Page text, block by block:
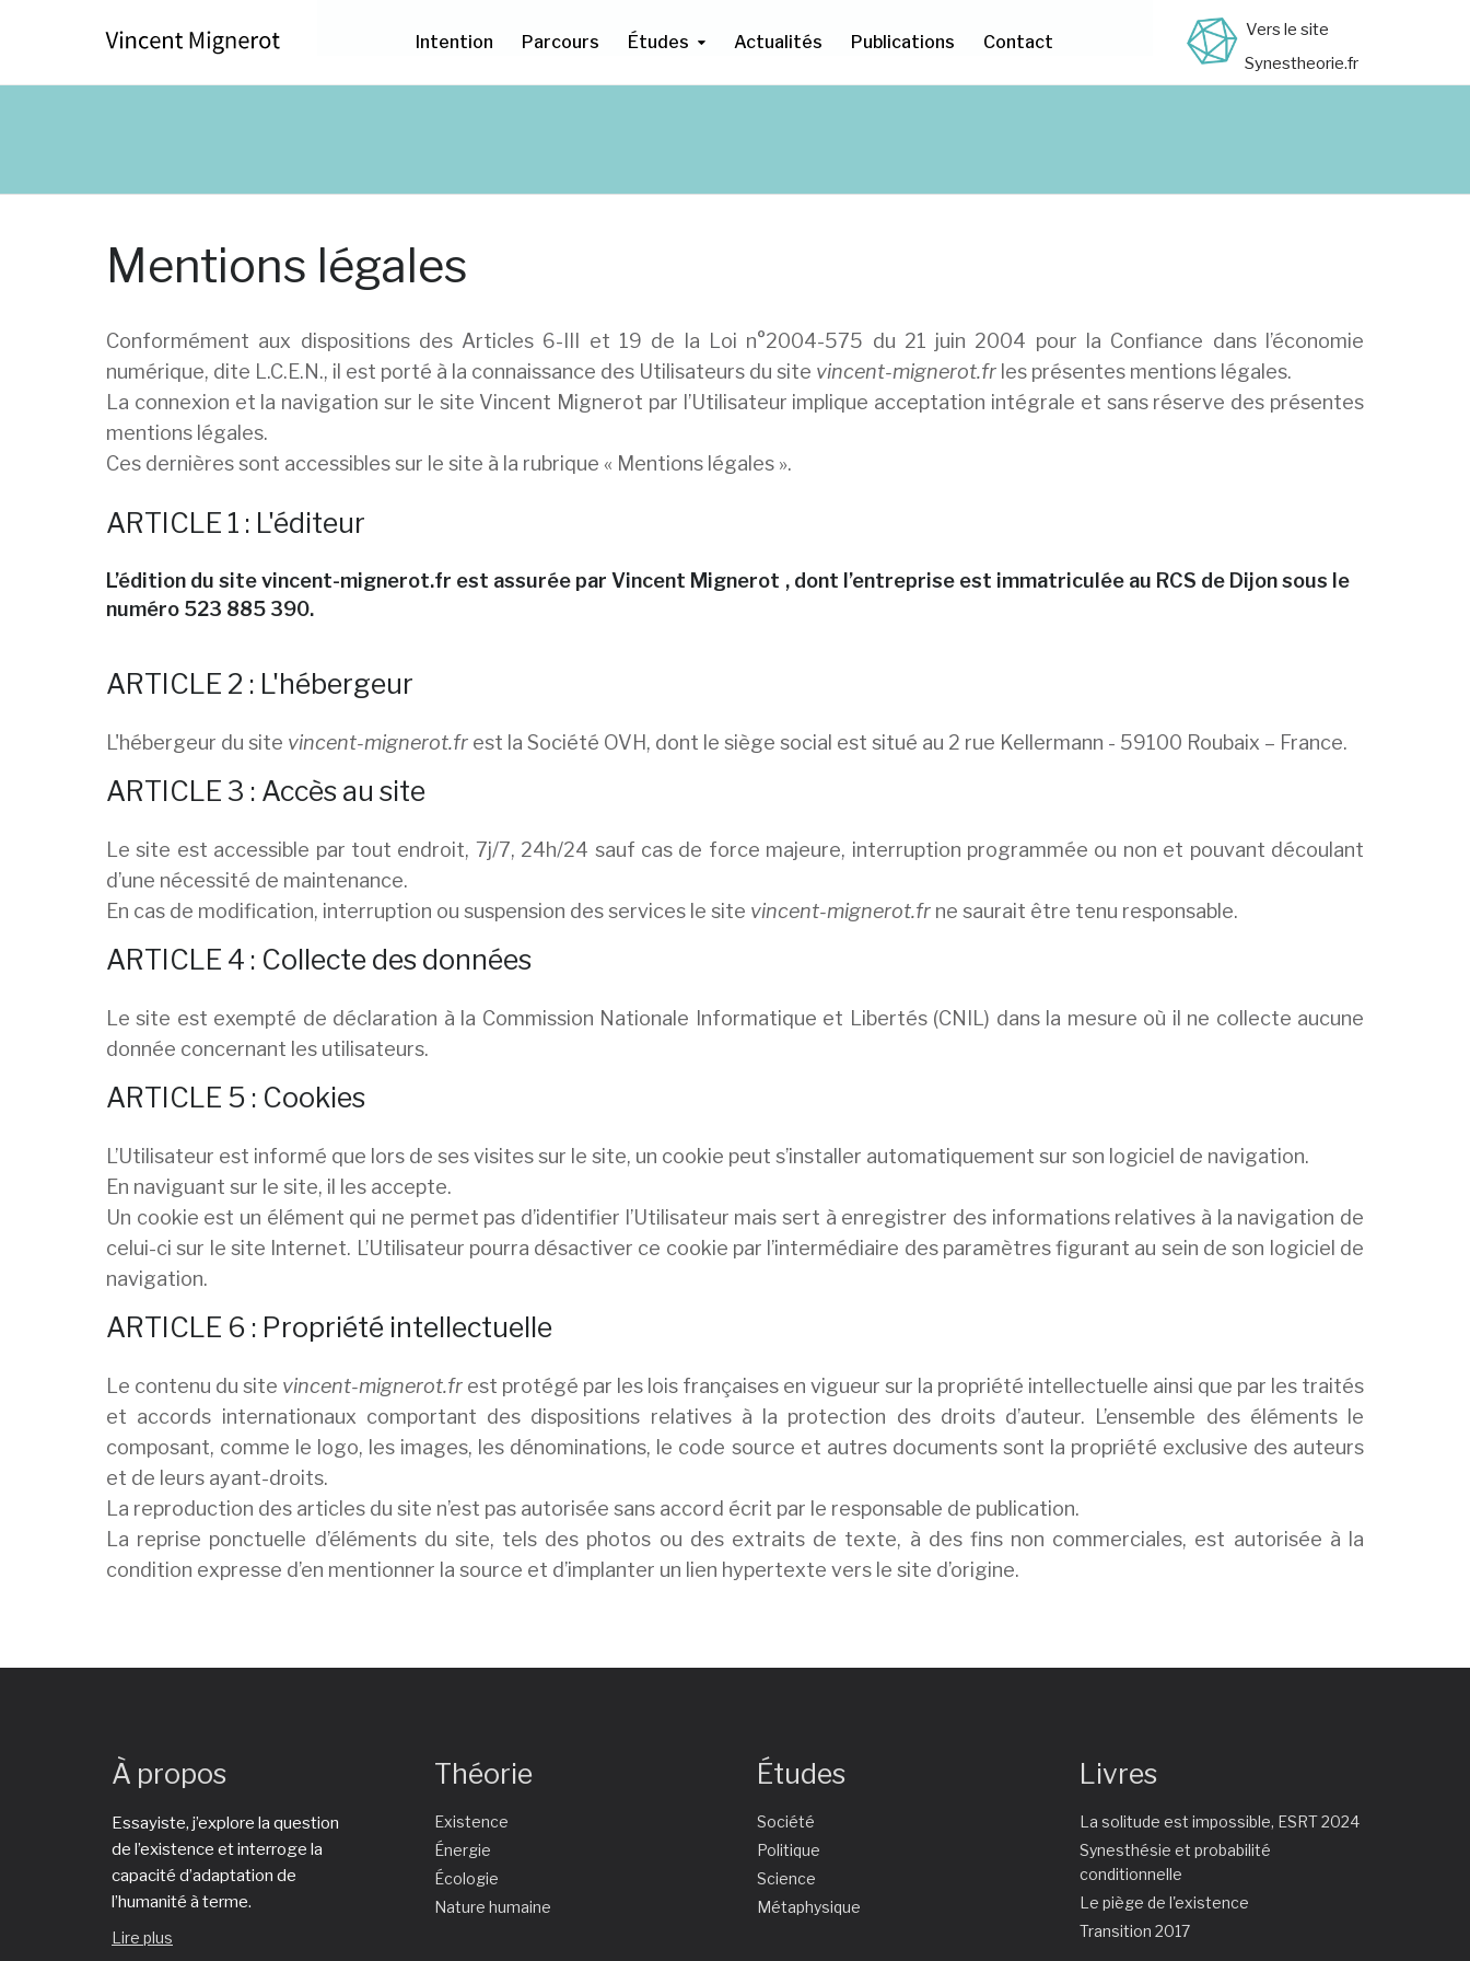
Intention Parcours Études Actualités Publications Contact
Vers le site
Synestheorie.fr
Mentions légales
Conformément aux dispositions des Articles 6-III et 19 de la Loi n°2004-575 du 21 juin 2004 pour la Confiance dans l’économie
numérique, dite L.C.E.N., il est porté à la connaissance des Utilisateurs du site vincent-mignerot.fr les présentes mentions légales.
La connexion et la navigation sur le site Vincent Mignerot par l’Utilisateur implique acceptation intégrale et sans réserve des présentes
mentions légales.
Ces dernières sont accessibles sur le site à la rubrique « Mentions légales ».
ARTICLE 1 : L'éditeur
L’édition du sitevincent-mignerot.fr est assurée par Vincent Mignerot , dont l’entreprise est immatriculée au RCS de Dijon sous le
numéro 523 885 390.
ARTICLE 2 : L'hébergeur
L'hébergeur du site vincent-mignerot.fr est la Société OVH, dont le siège social est situé au 2 rue Kellermann - 59100 Roubaix – France.
ARTICLE 3 : Accès au site
Le site est accessible par tout endroit, 7j/7, 24h/24 sauf cas de force majeure, interruption programmée ou non et pouvant découlant
d’une nécessité de maintenance.
En cas de modification, interruption ou suspension des services le site vincent-mignerot.fr ne saurait être tenu responsable.
ARTICLE 4 : Collecte des données
Le site est exempté de déclaration à la Commission Nationale Informatique et Libertés (CNIL) dans la mesure où il ne collecte aucune
donnée concernant les utilisateurs.
ARTICLE 5 : Cookies
L’Utilisateur est informé que lors de ses visites sur le site, un cookie peut s’installer automatiquement sur son logiciel de navigation.
En naviguant sur le site, il les accepte.
Un cookie est un élément qui ne permet pas d’identifier l’Utilisateur mais sert à enregistrer des informations relatives à la navigation de
celui-ci sur le site Internet. L’Utilisateur pourra désactiver ce cookie par l’intermédiaire des paramètres figurant au sein de son logiciel de
navigation.
ARTICLE 6 : Propriété intellectuelle
Le contenu du site vincent-mignerot.fr est protégé par les lois françaises en vigueur sur la propriété intellectuelle ainsi que par les traités
et accords internationaux comportant des dispositions relatives à la protection des droits d’auteur. L’ensemble des éléments le
composant, comme le logo, les images, les dénominations, le code source et autres documents sont la propriété exclusive des auteurs
et de leurs ayant-droits.
La reproduction des articles du site n’est pas autorisée sans accord écrit par le responsable de publication.
La reprise ponctuelle d’éléments du site, tels des photos ou des extraits de texte, à des fins non commerciales, est autorisée à la
condition expresse d’en mentionner la source et d’implanter un lien hypertexte vers le site d’origine.
À propos
Essayiste, j’explore la question
de l’existence et interroge la
capacité d’adaptation de
l’humanité à terme.
Lire plus
Théorie
Existence
Énergie
Écologie
Nature humaine
Études
Société
Politique
Science
Métaphysique
Livres
La solitude est impossible, ESRT 2024
Synesthésie et probabilité
conditionnelle
Le piège de l'existence
Transition 2017